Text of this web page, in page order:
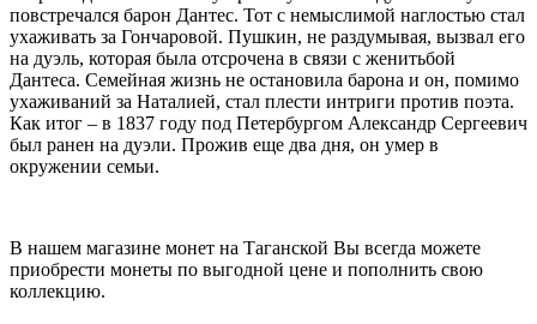
повстречался барон Дантес. Тот с немыслимой наглостью стал
ухаживать за Гончаровой. Пушкин, не раздумывая, вызвал его
на дуэль, которая была отсрочена в связи с женитьбой
Дантеса. Семейная жизнь не остановила барона и он, помимо
ухаживаний за Наталией, стал плести интриги против поэта.
Как итог – в 1837 году под Петербургом Александр Сергеевич
был ранен на дуэли. Прожив еще два дня, он умер в
окружении семьи.
В нашем магазине монет на Таганской Вы всегда можете
приобрести монеты по выгодной цене и пополнить свою
коллекцию.